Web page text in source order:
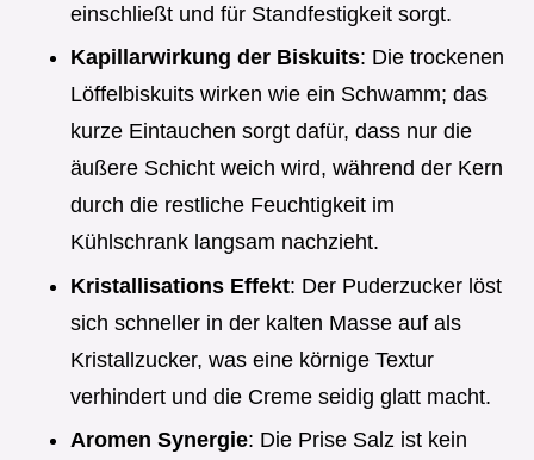
einschließt und für Standfestigkeit sorgt.
Kapillarwirkung der Biskuits: Die trockenen
Löffelbiskuits wirken wie ein Schwamm; das
kurze Eintauchen sorgt dafür, dass nur die
äußere Schicht weich wird, während der Kern
durch die restliche Feuchtigkeit im
Kühlschrank langsam nachzieht.
Kristallisations Effekt: Der Puderzucker löst
sich schneller in der kalten Masse auf als
Kristallzucker, was eine körnige Textur
verhindert und die Creme seidig glatt macht.
Aromen Synergie: Die Prise Salz ist kein